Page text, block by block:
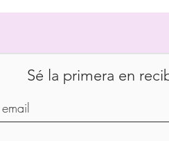
Sé la primera en